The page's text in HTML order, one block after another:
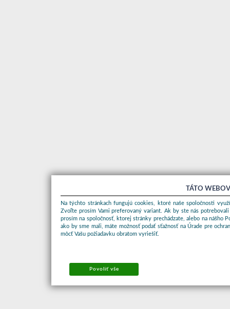
TÁTO
Na týchto stránkach fungujú cookies, ktoré naše spoločnosti
Zvoľte prosím Vami preferovaný variant. Ak by ste nás
prosím na spoločnosť, ktorej stránky prechádzate, alebo na nášho
ako by sme mali, máte možnosť podať sťažnosť na Úrade pre
môcť Vašu požiadavku obratom vyriešiť.
Povoliť vše